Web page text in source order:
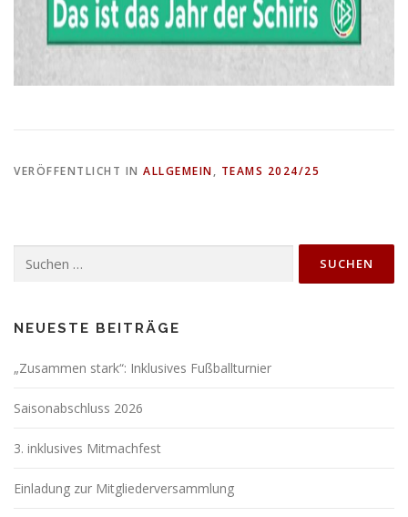
VERÖFFENTLICHT IN ALLGEMEIN, TEAMS 2024/25
nach:
NEUESTE BEITRÄGE
„Zusammen stark“: Inklusives Fußballturnier
Saisonabschluss 2026
3. inklusives Mitmachfest
Einladung zur Mitgliederversammlung